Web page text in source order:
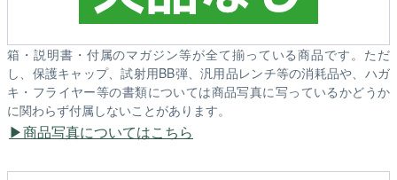
箱・説明書・付属のマガジン等が全て揃っている商品です。ただ
し、保護キャップ、試射用BB弾、汎用品レンチ等の消耗品や、ハガ
キ・フライヤー等の書類については商品写真に写っているかどうか
に関わらず付属しないことがあります。
商品写真についてはこちら